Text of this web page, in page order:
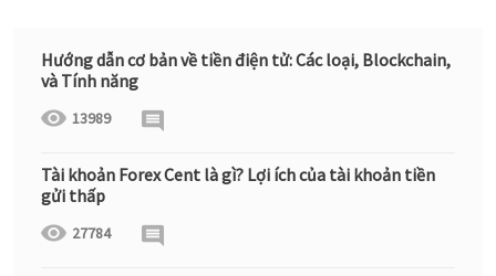
Hướng dẫn cơ bản về tiền điện tử: Các loại, Blockchain,
và Tính năng
13989
Tài khoản Forex Cent là gì? Lợi ích của tài khoản tiền
gửi thấp
27784